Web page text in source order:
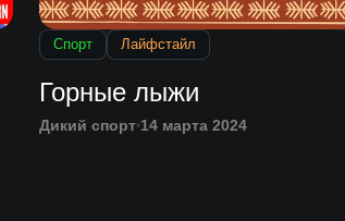
Спорт Лайфстайл
Горные лыжи
Дикий спорт 14 марта 2024